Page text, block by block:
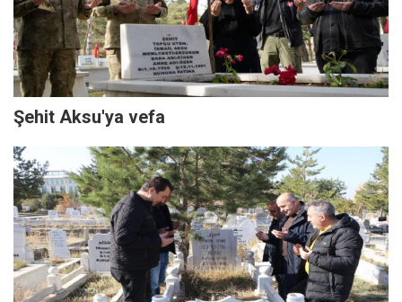
Şehit Aksu'ya vefa